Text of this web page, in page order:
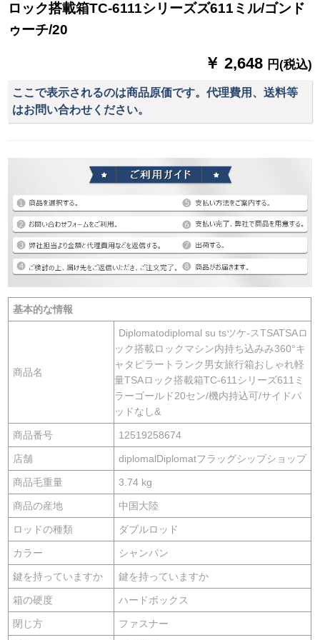
ロック搭載箱TC-6111シリーズズ611ミル/ゴンド
ゥーチ/20
￥ 2,648 円(税込)
ここで表示されるのは商品原価です。代理費用、送料等
はお問い合わせください。
基本的な情報
商品名
Diplomatodiplomal su tsツケ-スTSATSAロ
ック搭載ロックマシン内持ち込みみ360°キ
ャタピラートランク男女旅行箱おしゃれ軽
量TSAロック搭載箱TC-611シリーズ611ミ
ラーゴールド20セン/機内持込可/サイドパ
ッドなし&
商品番号 12519258674
店舗 diplomalDiplomatフラッグシップショップ
商品毛重量 3.74 kg
商品の産地 中国大陸
ロッドの種類 ダブルロッド
カラー シャンパン
鍵を持っていますか 鍵を持っていますか
箱の硬度 ハードボックス
閉じ方 ファスナー